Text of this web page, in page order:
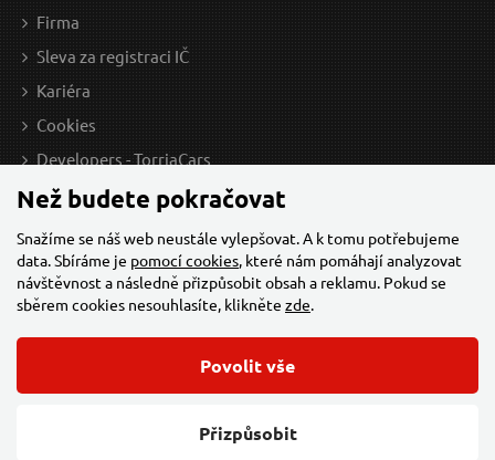
Firma
Sleva za registraci IČ
Kariéra
Cookies
Developers - TorriaCars
Změnit nastavení cookies
Než budete pokračovat
Snažíme se náš web neustále vylepšovat. A k tomu potřebujeme
data. Sbíráme je pomocí cookies, které nám pomáhají analyzovat
návštěvnost a následně přizpůsobit obsah a reklamu. Pokud se
sběrem cookies nesouhlasíte, klikněte zde.
Přizpůsobit
Povolit vše